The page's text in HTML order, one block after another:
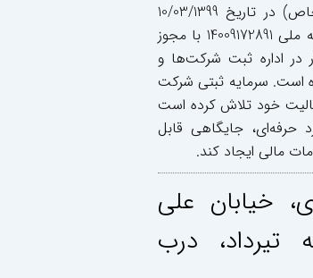
شرکت سبدگردان هامرز (سهامی خاص) در تاریخ 10/03/1399
تحت شماره ثبت 558797 و شناسه ملی 14009172891 با مجوز
در اداره ثبت شرکت‌ها و
است. سرمایه ثبتی شرکت
خود تلاش کرده است
حرفه‌ای، جایگاهی قابل
مالی ایجاد کند.
خيابان علی
تيرداد، درب